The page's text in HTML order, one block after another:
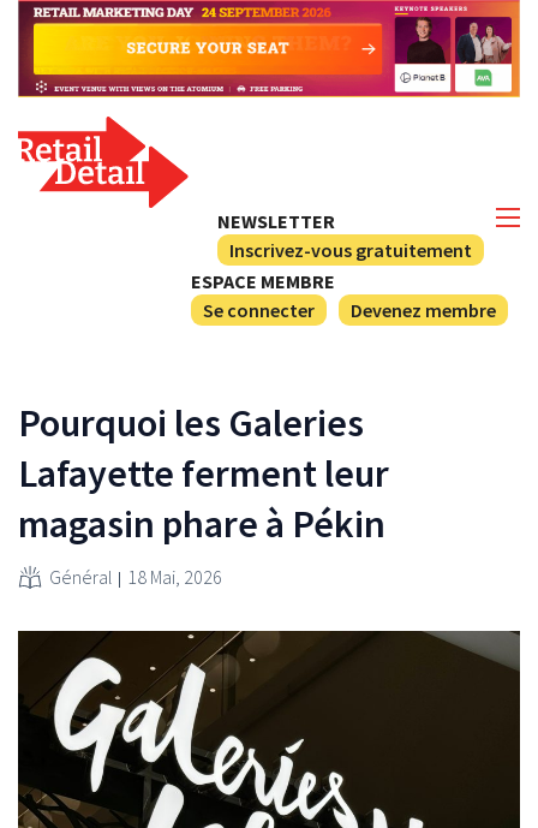
NEWSLETTER
Inscrivez-vous gratuitement
ESPACE MEMBRE
Se connecter
Devenez membre
Pourquoi les Galeries
Lafayette ferment leur
magasin phare à Pékin
Général 18 Mai, 2026